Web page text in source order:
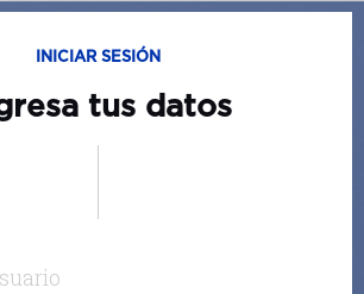
INICIAR SESIÓN
tus datos